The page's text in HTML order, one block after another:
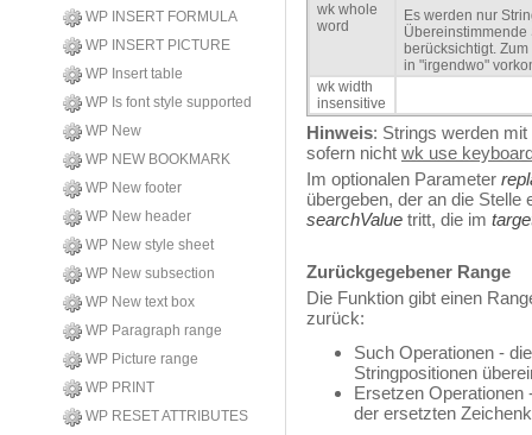
WP INSERT FORMULA
WP INSERT PICTURE
WP Insert table
WP Is font style supported
WP New
WP NEW BOOKMARK
WP New footer
WP New header
WP New style sheet
WP New subsection
WP New text box
WP Paragraph range
WP Picture range
WP PRINT
WP RESET ATTRIBUTES
wk whole
word
Es werden nur
berücksichtigt.
in "irgendwo"
wk width
insensitive
Hinweis: Strings werden
sofern nicht wk use
Im optionalen Parameter
übergeben, der an die Stelle
searchValue tritt, die im
Zurückgegebener Range
Die Funktion gibt einen
zurück:
Such Operationen -
Stringpositionen
Ersetzen
der ersetzten